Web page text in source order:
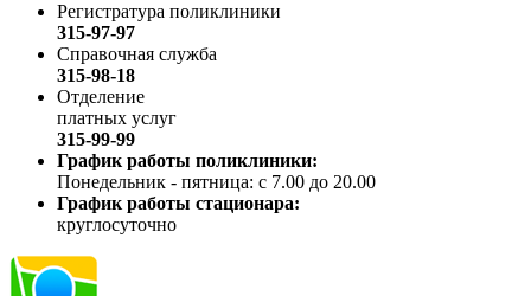
Регистратура поликлиники
315-97-97
Справочная служба
315-98-18
Отделение
платных услуг
315-99-99
График работы поликлиники:
Понедельник - пятница: с 7.00 до 20.00
График работы стационара:
круглосуточно